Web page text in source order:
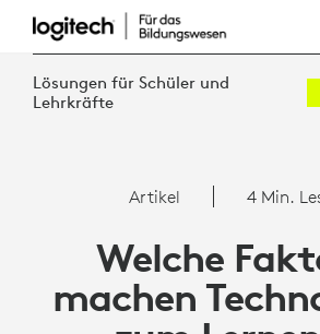
WELCHE
FAKTOREN
MACHEN
LERNEN
HOCHSCHULEN
Lösungen für Schüler und
Lehrkräfte
Artikel 4 Min.
Welche
machen